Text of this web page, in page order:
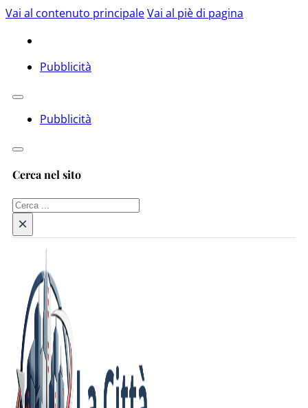
Vai al contenuto principaleVai al piè di pagina
Pubblicità
Pubblicità
Cerca nel sito
Cerca
×